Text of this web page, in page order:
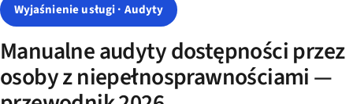
Wyjaśnienie usługi · Audyty
Manualne audyty dostępności przez
osoby z niepełnosprawnościami —